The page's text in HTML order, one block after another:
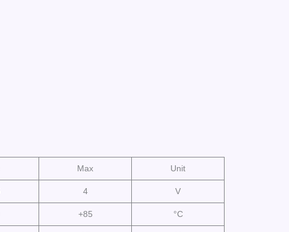
Max Unit
4 V
+85 °C